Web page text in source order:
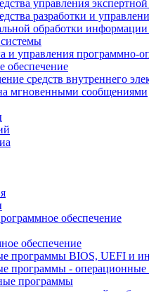
управления
разработки и
обработки
и управления программно-
обеспечение
средств внутреннего
мгновенными сообщениями
обеспечение
обеспечение
программы BIOS, UEFI и
программы - операционные
программы